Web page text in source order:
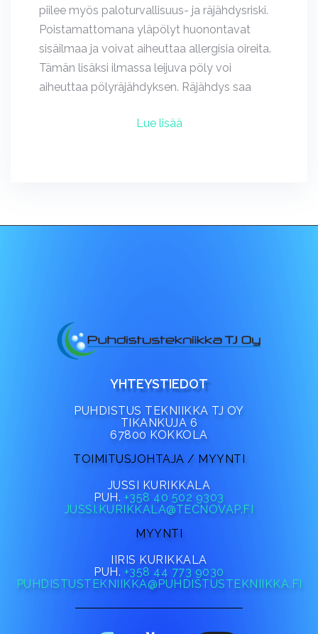
piilee myös paloturvallisuus- ja räjähdysriski.
Poistamattomana yläpölyt huonontavat
sisäilmaa ja voivat aiheuttaa allergisia oireita.
Tämän lisäksi ilmassa leijuva pöly voi
aiheuttaa pölyräjähdyksen. Räjähdys saa
Lue lisää
YHTEYSTIEDOT
PUHDISTUS TEKNIIKKA TJ OY
TIKANKUJA 6
67800 KOKKOLA
TOIMITUSJOHTAJA / MYYNTI
JUSSI KURIKKALA
PUH. +358 40 502 9303
JUSSI.KURIKKALA@TECNOVAP.FI
MYYNTI
IIRIS KURIKKALA
PUH. +358 44 773 9030
PUHDISTUSTEKNIIKKA@PUHDISTUSTEKNIIKKA.FI